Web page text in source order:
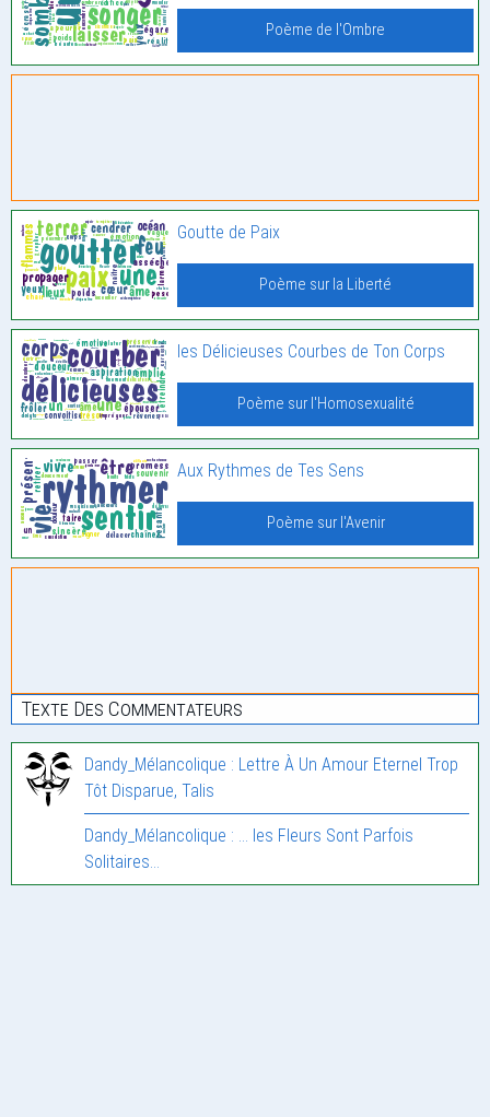
Poème de l'Ombre
Goutte de Paix
Poème sur la Liberté
les Délicieuses Courbes de Ton Corps
Poème sur l'Homosexualité
Aux Rythmes de Tes Sens
Poème sur l'Avenir
Texte Des Commentateurs
Dandy_Mélancolique : Lettre À Un Amour Eternel Trop
Tôt Disparue, Talis
Dandy_Mélancolique : … les Fleurs Sont Parfois
Solitaires…